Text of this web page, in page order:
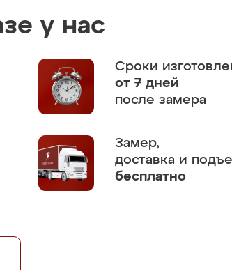
у нас
Сроки
от 7 дней
после замера
Замер,
доставка и
бесплатно